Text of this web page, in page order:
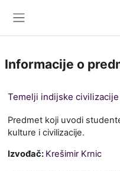
Informacije o
Temelji indijske civilizacije
Predmet koji uvodi
kulture i civilizacije.
Izvođač: Krešimir Krnic